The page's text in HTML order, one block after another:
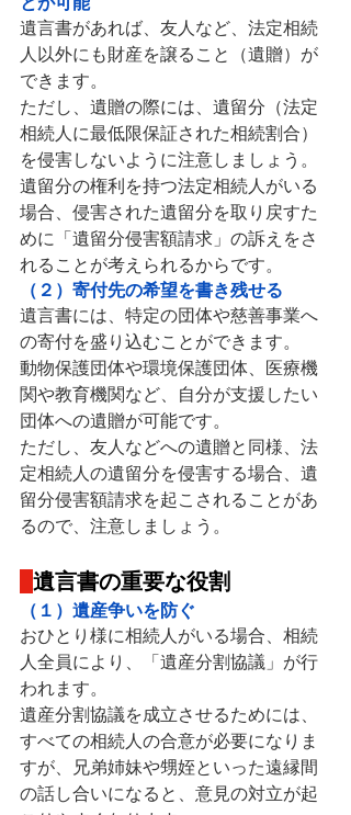
遺言書があれば、友人など、法定相続
人以外にも財産を譲ること（遺贈）が
できます。
ただし、遺贈の際には、遺留分（法定
相続人に最低限保証された相続割合）
を侵害しないように注意しましょう。
遺留分の権利を持つ法定相続人がいる
場合、侵害された遺留分を取り戻すた
めに「遺留分侵害額請求」の訴えをさ
れることが考えられるからです。
（２）寄付先の希望を書き残せる
遺言書には、特定の団体や慈善事業へ
の寄付を盛り込むことができます。
動物保護団体や環境保護団体、医療機
関や教育機関など、自分が支援したい
団体への遺贈が可能です。
ただし、友人などへの遺贈と同様、法
定相続人の遺留分を侵害する場合、遺
留分侵害額請求を起こされることがあ
るので、注意しましょう。
遺言書の重要な役割
（１）遺産争いを防ぐ
おひとり様に相続人がいる場合、相続
人全員により、「遺産分割協議」が行
われます。
遺産分割協議を成立させるためには、
すべての相続人の合意が必要になりま
すが、兄弟姉妹や甥姪といった遠縁間
の話し合いになると、意見の対立が起